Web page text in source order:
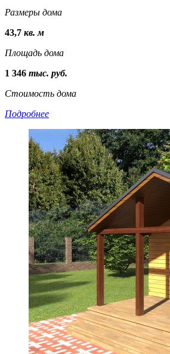
Размеры дома
43,7 кв. м
Площадь дома
1 346 тыс. руб.
Стоимость дома
Подробнее